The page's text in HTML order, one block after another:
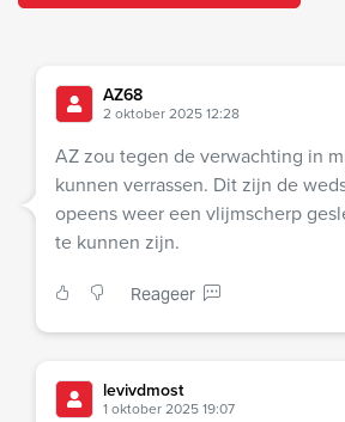
AZ68
2 oktober 2025 12:28
AZ zou tegen de verwachting in
kunnen verrassen. Dit zijn de
opeens weer een vlijmscherp
te kunnen zijn.
Reageer
levivdmost
1 oktober 2025 19:07